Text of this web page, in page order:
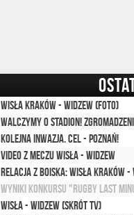
Wisła Kraków - Widzew (foto)
Kolejna inwazja. Cel - Poznań!
Video z meczu Wisła - Widzew
Relacja z boiska: Wisła Kraków -
Wyniki konkursu "Rugby last
Wisła - Widzew (skrót TV)